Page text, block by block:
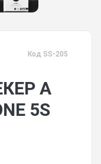
Код SS-205
A
5S